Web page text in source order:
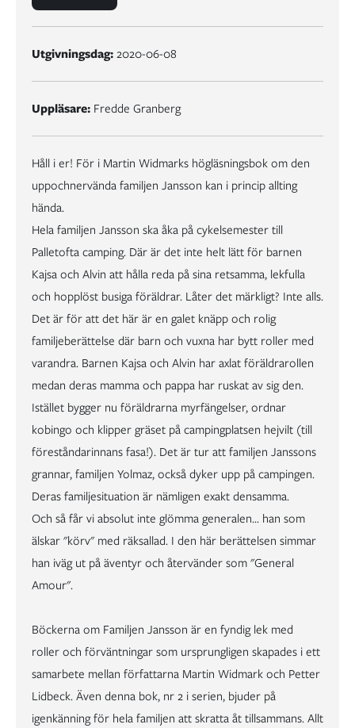
Utgivningsdag:2020-06-08
Uppläsare: Fredde Granberg
Håll i er! För i Martin Widmarks högläsningsbok om den
uppochnervända familjen Jansson kan i princip allting
hända.
Hela familjen Jansson ska åka på cykelsemester till
Palletofta camping. Där är det inte helt lätt för barnen
Kajsa och Alvin att hålla reda på sina retsamma, lekfulla
och hopplöst busiga föräldrar. Låter det märkligt? Inte alls.
Det är för att det här är en galet knäpp och rolig
familjeberättelse där barn och vuxna har bytt roller med
varandra. Barnen Kajsa och Alvin har axlat föräldrarollen
medan deras mamma och pappa har ruskat av sig den.
Istället bygger nu föräldrarna myrfängelser, ordnar
kobingo och klipper gräset på campingplatsen hejvilt (till
föreståndarinnans fasa!). Det är tur att familjen Janssons
grannar, familjen Yolmaz, också dyker upp på campingen.
Deras familjesituation är nämligen exakt densamma.
Och så får vi absolut inte glömma generalen... han som
älskar "körv" med räksallad. I den här berättelsen simmar
han iväg ut på äventyr och återvänder som "General
Amour".
Böckerna om Familjen Jansson är en fyndig lek med
roller och förväntningar som ursprungligen skapades i ett
samarbete mellan författarna Martin Widmark och Petter
Lidbeck. Även denna bok, nr 2 i serien, bjuder på
igenkänning för hela familjen att skratta åt tillsammans. Allt